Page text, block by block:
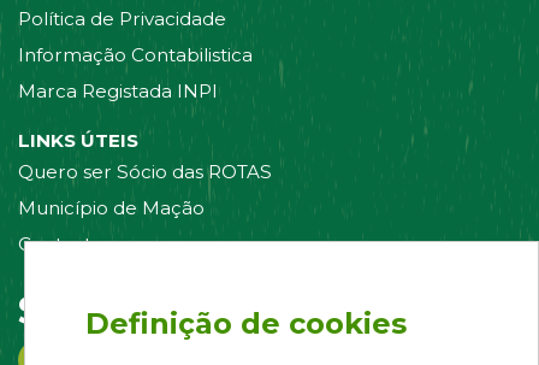
Política de Privacidade
Informação Contabilistica
Marca Registada INPI
LINKS ÚTEIS
Quero ser Sócio das ROTAS
Município de Mação
Contacte-nos
Siga-nos em:
Definição de cookies